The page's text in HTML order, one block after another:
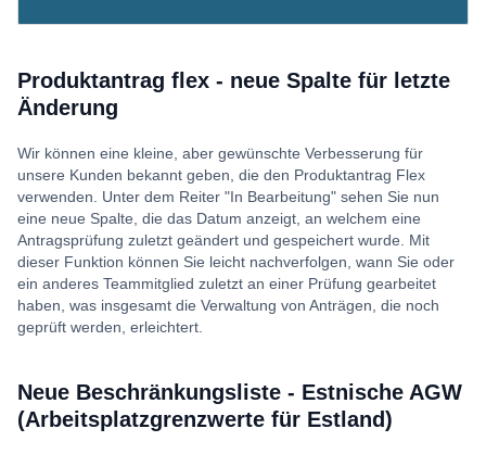
Produktantrag flex - neue Spalte für letzte
Änderung
Wir können eine kleine, aber gewünschte Verbesserung für
unsere Kunden bekannt geben, die den Produktantrag Flex
verwenden. Unter dem Reiter "In Bearbeitung" sehen Sie nun
eine neue Spalte, die das Datum anzeigt, an welchem eine
Antragsprüfung zuletzt geändert und gespeichert wurde. Mit
dieser Funktion können Sie leicht nachverfolgen, wann Sie oder
ein anderes Teammitglied zuletzt an einer Prüfung gearbeitet
haben, was insgesamt die Verwaltung von Anträgen, die noch
geprüft werden, erleichtert.
Neue Beschränkungsliste - Estnische AGW
(Arbeitsplatzgrenzwerte für Estland)